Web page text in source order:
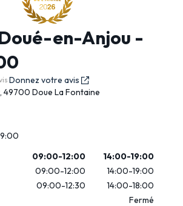
en-Anjou -
Donnez votre avis
49700 Doue La Fontaine
09:00-12:00
14:00-19:00
09:00-12:00
14:00-19:00
09:00-12:30
14:00-18:00
Fermé